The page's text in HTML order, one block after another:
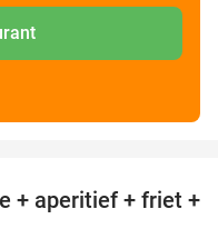
34%
+ aperitief + friet +